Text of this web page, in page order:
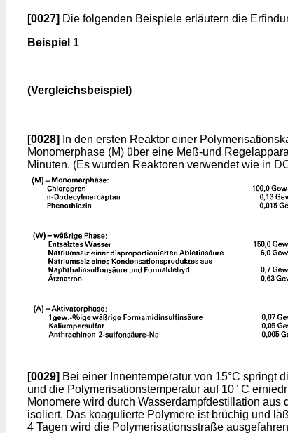
[0027] Die folgenden Beispiele erläutern die
Beispiel 1
(Vergleichsbeispiel)
[0028]
In den ersten Reaktor einer
Monomerphase (M) über eine Meß-und
Minuten. (Es wurden Reaktoren verwendet wie in
[0029] Bei einer Innentemperatur von 15°C springt
und die Polymerisationstemperatur auf 10° C
Monomere wird durch Wasserdampfdestillation
isoliert. Das koagulierte Polymere ist brüchig und
4 Tagen wird die Polymerisationsstraße